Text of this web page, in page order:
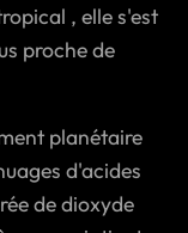
, elle s'est
proche de
planétaire
d'acides
de dioxyde